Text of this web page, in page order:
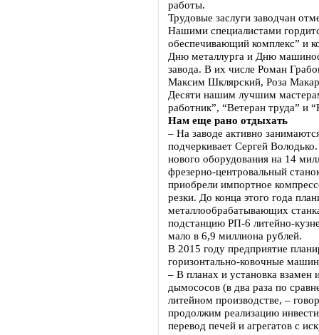
работы.
Трудовые заслуги заводчан
Нашими специалистами
обеспечивающий комплекс” и
Дню металлурга и Дню
завода. В их числе Роман
Максим Шклярский, Роза
Десяти нашим лучшим
работник”, “Ветеран труда” и
Нам еще рано отдыхать
– На заводе активно
подчеркивает Сергей
нового оборудования на 14
фрезерно-центровальный
приобрели импортное
резки. До конца этого года
металлообрабатывающих
подстанцию РП-6 литейно-
мало в 6,9 миллиона рублей.
В 2015 году предприятие
горизонтально-ковочные
– В планах и установка
дымососов (в два раза по
литейном производстве, –
продолжим реализацию
перевод печей и агрегатов с